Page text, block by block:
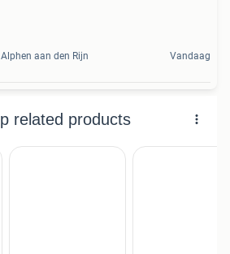
Alphen aan den Rijn Vandaag